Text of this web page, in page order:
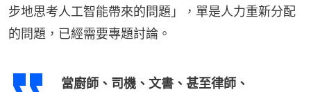
步地思考人工智能帶來的問題」，單是人力重新分配
的問題，已經需要專題討論。
當廚師、司機、文書、甚至律師、